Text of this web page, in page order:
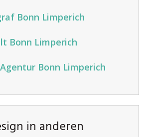
Bonn Limperich
Bonn Limperich
Bonn Limperich
in anderen